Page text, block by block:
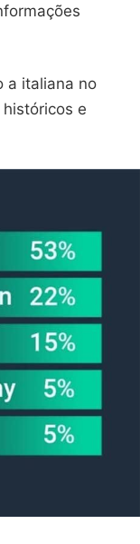
a italiana no
e